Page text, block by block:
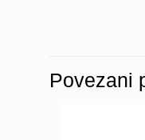
Povezani